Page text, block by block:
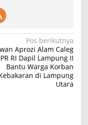
Pos berikutnya
Aprozi Alam Caleg
RI Dapil Lampung II
Bantu Warga Korban
di Lampung
Utara